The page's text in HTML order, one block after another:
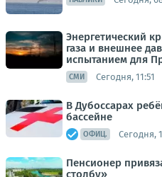
Энергетический
газа и внешнее
испытанием для
СМИ Сегодня, 11:51
В Дубоссарах
бассейне
ОФИЦ. Сегодня,
Пенсионер
столбу»